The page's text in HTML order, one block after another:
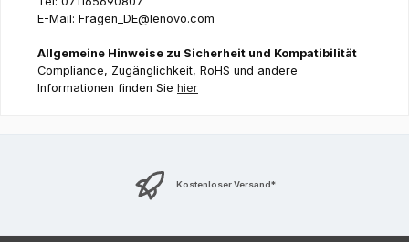
E-Mail: Fragen_DE@lenovo.com
Allgemeine Hinweise zu Sicherheit und Kompatibilität
Compliance, Zugänglichkeit, RoHS und andere
Informationen finden Sie hier
Kostenloser Versand*